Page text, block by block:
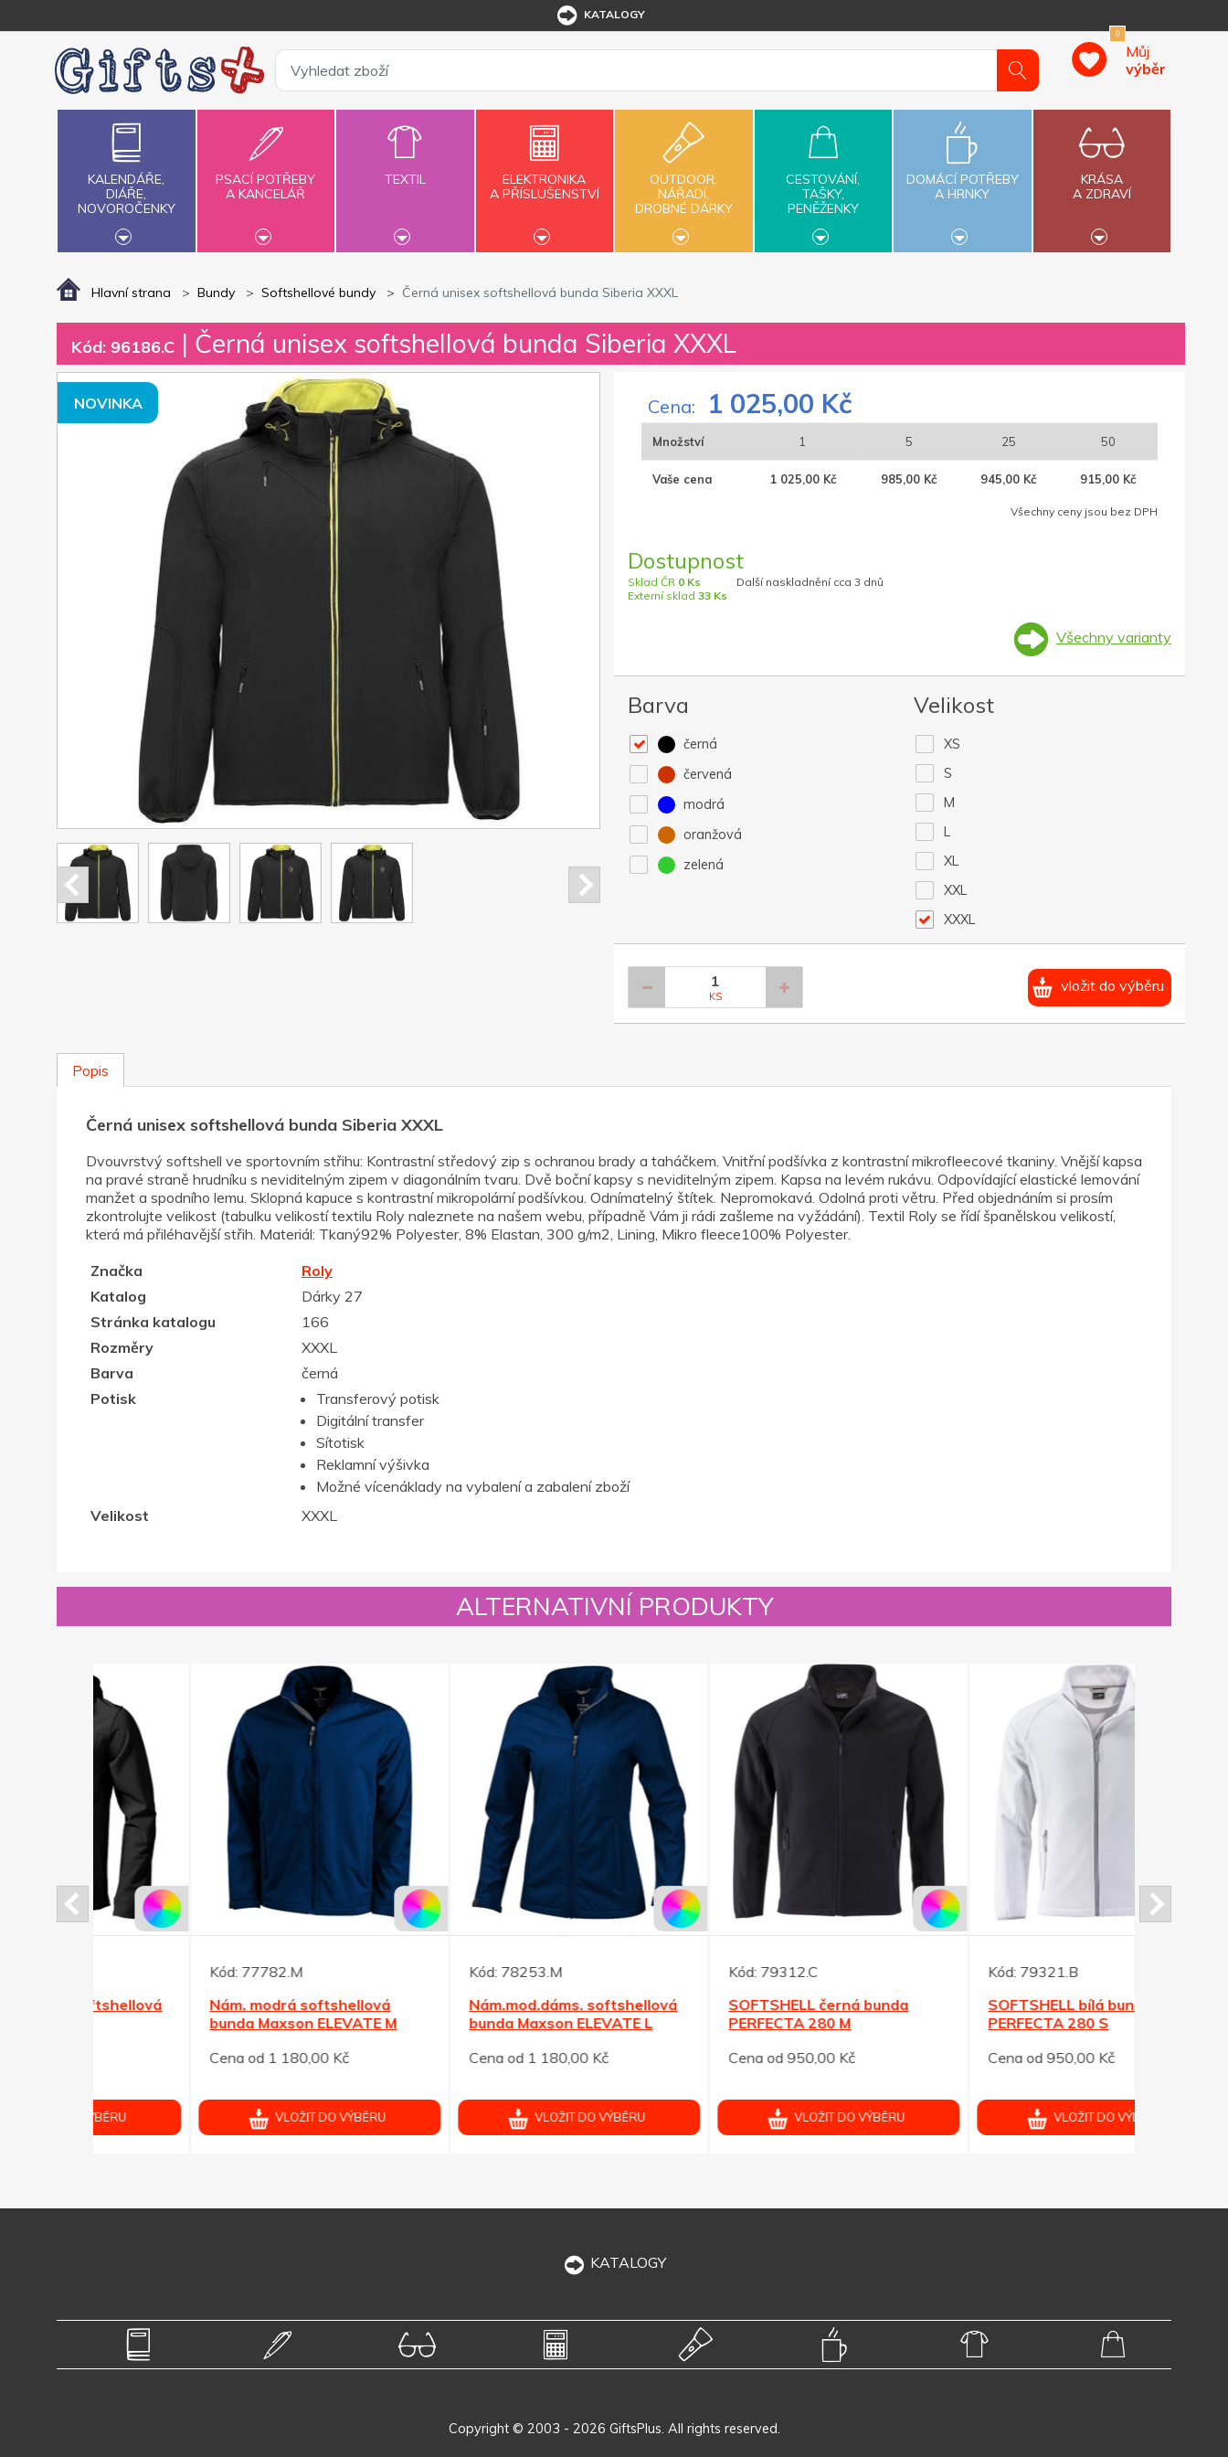
KATALOGY
0
Můj
výběr
KALENDÁŘE,
DIÁŘE,
NOVOROČENKY
PSACÍ POTŘEBY
A KANCELÁŘ
TEXTIL
ELEKTRONIKA
A PŘÍSLUŠENSTVÍ
OUTDOOR,
NÁŘADÍ,
DROBNÉ DÁRKY
CESTOVÁNÍ,
TAŠKY,
PENĚŽENKY
DOMÁCÍ POTŘEBY
A HRNKY
KRÁSA
A ZDRAVÍ
Hlavní strana Bundy Softshellové bundy Černá unisex softshellová bunda Siberia XXXL
Kód: 96186.C | Černá unisex softshellová bunda Siberia XXXL
NOVINKA Cena: 1 025,00 Kč
Množství 1 5 25 50
Vaše cena 1 025,00 Kč 985,00 Kč 945,00 Kč 915,00 Kč
Všechny ceny jsou bez DPH
Dostupnost
Sklad ČR 0 Ks
Externí sklad 33 Ks
Další naskladnění cca 3 dnů
Všechny varianty
Barva
černá
červená
modrá
oranžová
zelená
Velikost
XS
S
M
L
XL
XXL
XXXL
KS
vložit do výběru
Popis
Černá unisex softshellová bunda Siberia XXXL
Dvouvrstvý softshell ve sportovním střihu: Kontrastní středový zip s ochranou brady a taháčkem. Vnitřní podšívka z kontrastní mikrofleecové tkaniny. Vnější kapsa
na pravé straně hrudníku s neviditelným zipem v diagonálním tvaru. Dvě boční kapsy s neviditelným zipem. Kapsa na levém rukávu. Odpovídající elastické lemování
manžet a spodního lemu. Sklopná kapuce s kontrastní mikropolární podšívkou. Odnímatelný štítek. Nepromokavá. Odolná proti větru. Před objednáním si prosím
zkontrolujte velikost (tabulku velikostí textilu Roly naleznete na našem webu, případně Vám ji rádi zašleme na vyžádání). Textil Roly se řídí španělskou velikostí,
která má přiléhavější střih. Materiál: Tkaný92% Polyester, 8% Elastan, 300 g/m2, Lining, Mikro fleece100% Polyester.
Značka
Roly
Katalog
Dárky 27
Stránka katalogu
166
Rozměry
XXXL
Barva
černá
Potisk
Transferový potisk
Digitální transfer
Sítotisk
Reklamní výšivka
Možné vícenáklady na vybalení a zabalení zboží
Velikost
XXXL
ALTERNATIVNÍ PRODUKTY
Nám. modrá softshellová
bunda Maxson ELEVATE M
Cena od 1 180,00 Kč
VLOŽIT DO VÝBĚRU
Nám.mod.dáms. softshellová
bunda Maxson ELEVATE L
Cena od 1 180,00 Kč
VLOŽIT DO VÝBĚRU
SOFTSHELL černá bunda
PERFECTA 280 M
Cena od 950,00 Kč
VLOŽIT DO VÝBĚRU
SOFTSHELL bílá bunda
PERFECTA 280 S
Cena od 950,00 Kč
VLOŽIT DO VÝBĚRU
KATALOGY
Copyright © 2003 - 2026 GiftsPlus. All rights reserved.